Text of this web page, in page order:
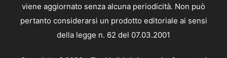
viene aggiornato senza alcuna periodicità. Non può
pertanto considerarsi un prodotto editoriale ai sensi
della legge n. 62 del 07.03.2001